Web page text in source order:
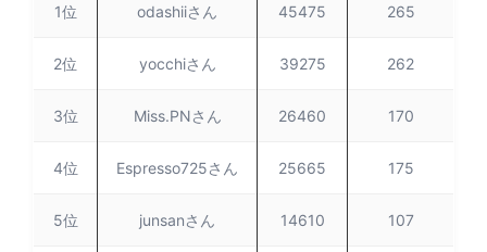
1位 odashiiさん 45475 265
2位 yocchiさん 39275 262
3位 Miss.PNさん 26460 170
4位 Espresso725さん 25665 175
5位 junsanさん 14610 107